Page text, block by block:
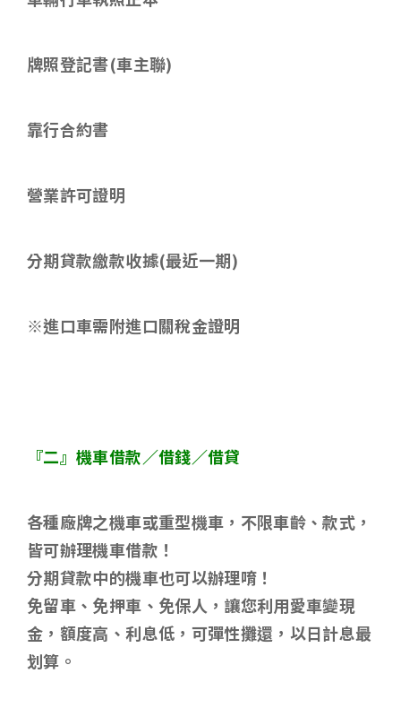
牌照登記書(車主聯)
靠行合約書
營業許可證明
分期貸款繳款收據(最近一期)
※進口車需附進口關稅金證明
『二』機車借款／借錢／借貸
各種廠牌之機車或重型機車，不限車齡、款式，
皆可辦理機車借款！
分期貸款中的機車也可以辦理唷！
免留車、免押車、免保人，讓您利用愛車變現
金，額度高、利息低，可彈性攤還，以日計息最
划算。